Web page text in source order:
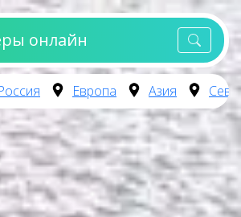
онлайн
Европа Азия